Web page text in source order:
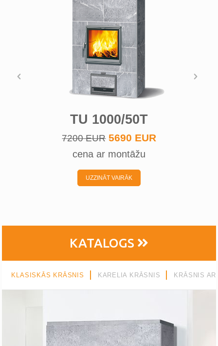
TU 1000/50T
7200 EUR 5690 EUR
cena ar montāžu
UZZINĀT VAIRĀK
KATALOGS
KLASISKĀS KRĀSNIS KARELIA KRĀSNIS KRĀSNIS